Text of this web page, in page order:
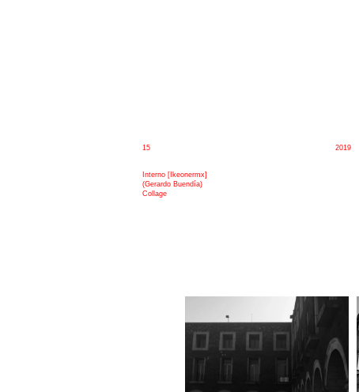
15
Interno [Ikeonermx]
(Gerardo Buendía)
Collage
2019